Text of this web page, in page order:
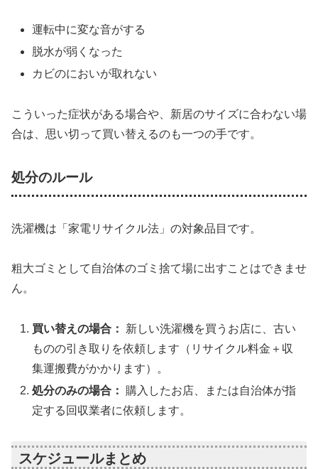
運転中に変な音がする
脱水が弱くなった
カビのにおいが取れない
こういった症状がある場合や、新居のサイズに合わない場
合は、思い切って買い替えるのも一つの手です。
処分のルール
洗濯機は「家電リサイクル法」の対象品目です。
粗大ゴミとして自治体のゴミ捨て場に出すことはできませ
ん。
買い替えの場合：
新しい洗濯機を買うお店に、古い
ものの引き取りを依頼します（リサイクル料金＋収
集運搬費がかかります）。
処分のみの場合：
購入したお店、または自治体が指
定する回収業者に依頼します。
スケジュールまとめ